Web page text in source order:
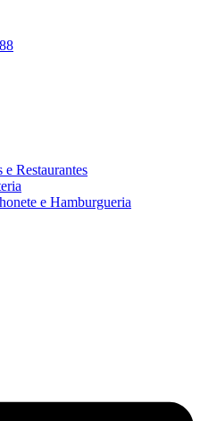
e Restaurantes
e Hamburgueria